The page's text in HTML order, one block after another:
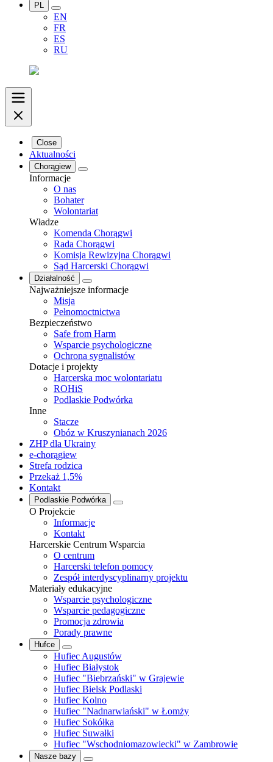
PL
EN
FR
ES
RU
Close
Aktualności
Chorągiew
Informacje
O nas
Bohater
Wolontariat
Władze
Komenda Chorągwi
Rada Chorągwi
Komisja Rewizyjna Chorągwi
Sąd Harcerski Chorągwi
Działalność
Najważniejsze informacje
Misja
Pełnomoctnictwa
Bezpieczeństwo
Safe from Harm
Wsparcie psychologiczne
Ochrona sygnalistów
Dotacje i projekty
Harcerska moc wolontariatu
ROHiS
Podlaskie Podwórka
Inne
Stacze
Obóz w Kruszynianach 2026
ZHP dla Ukrainy
e-chorągiew
Strefa rodzica
Przekaż 1,5%
Kontakt
Podlaskie Podwórka
O Projekcie
Informacje
Kontakt
Harcerskie Centrum Wsparcia
O centrum
Harcerski telefon pomocy
Zespół interdyscyplinarny projektu
Materiały edukacyjne
Wsparcie psychologiczne
Wsparcie pedagogiczne
Promocja zdrowia
Porady prawne
Hufce
Hufiec Augustów
Hufiec Białystok
Hufiec "Biebrzański" w Grajewie
Hufiec Bielsk Podlaski
Hufiec Kolno
Hufiec "Nadnarwiański" w Łomży
Hufiec Sokółka
Hufiec Suwałki
Hufiec "Wschodniomazowiecki" w Zambrowie
Nasze bazy